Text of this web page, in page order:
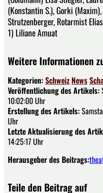
(Konstantin S.), Gorki
Strutzenberger, Rotarmist
1) Liliane Amuat
Weitere Informationen
Kategorien:Schweiz News
Veröffentlichung des Artikels:
10:02:00 Uhr
Erstellung des Artikels:
Uhr
Letzte Aktualisierung des
14:25:17 Uhr
Herausgeber des Beitrags:
Teile den Beitrag auf